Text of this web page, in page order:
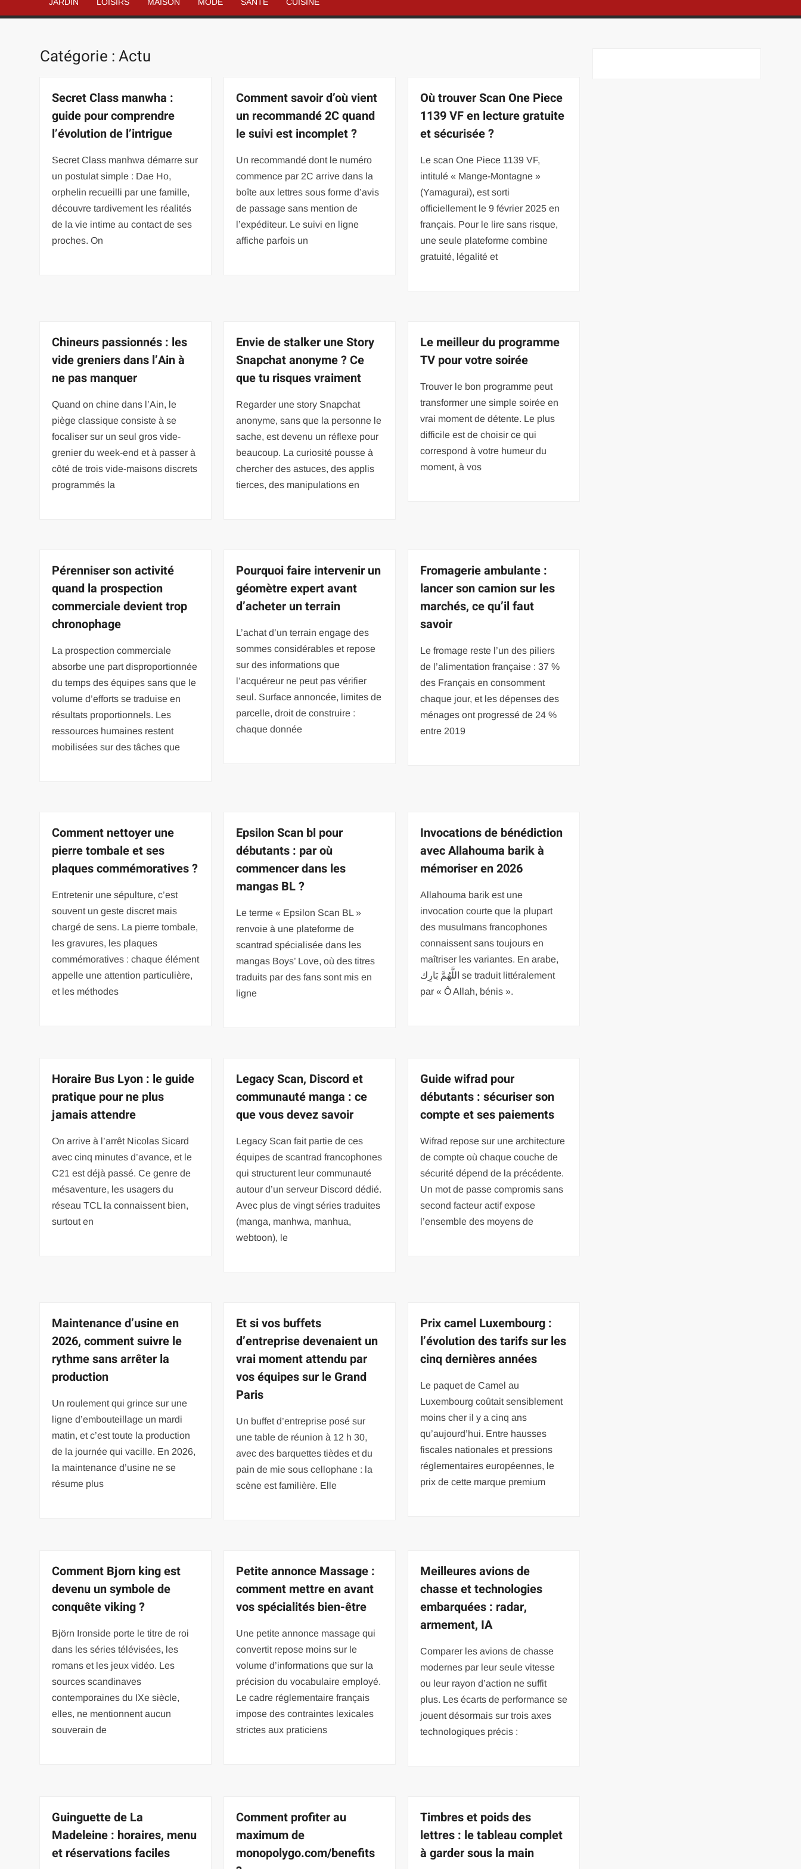
Catégorie :Actu
Secret Class manwha :
guide pour comprendre
l’évolution de l’intrigue
Secret Class manhwa démarre sur
un postulat simple : Dae Ho,
orphelin recueilli par une famille,
découvre tardivement les réalités
de la vie intime au contact de ses
proches. On
Comment savoir d’où vient
un recommandé 2C quand
le suivi est incomplet ?
Un recommandé dont le numéro
commence par 2C arrive dans la
boîte aux lettres sous forme d’avis
de passage sans mention de
l’expéditeur. Le suivi en ligne
affiche parfois un
Où trouver Scan One Piece
1139 VF en lecture gratuite
et sécurisée ?
Le scan One Piece 1139 VF,
intitulé « Mange-Montagne »
(Yamagurai), est sorti
officiellement le 9 février 2025 en
français. Pour le lire sans risque,
une seule plateforme combine
gratuité, légalité et
Chineurs passionnés : les
vide greniers dans l’Ain à
ne pas manquer
Quand on chine dans l’Ain, le
piège classique consiste à se
focaliser sur un seul gros vide-
grenier du week-end et à passer à
côté de trois vide-maisons discrets
programmés la
Envie de stalker une Story
Snapchat anonyme ? Ce
que tu risques vraiment
Regarder une story Snapchat
anonyme, sans que la personne le
sache, est devenu un réflexe pour
beaucoup. La curiosité pousse à
chercher des astuces, des applis
tierces, des manipulations en
Le meilleur du programme
TV pour votre soirée
Trouver le bon programme peut
transformer une simple soirée en
vrai moment de détente. Le plus
difficile est de choisir ce qui
correspond à votre humeur du
moment, à vos
Pérenniser son activité
quand la prospection
commerciale devient trop
chronophage
La prospection commerciale
absorbe une part disproportionnée
du temps des équipes sans que le
volume d’efforts se traduise en
résultats proportionnels. Les
ressources humaines restent
mobilisées sur des tâches que
Pourquoi faire intervenir un
géomètre expert avant
d’acheter un terrain
L’achat d’un terrain engage des
sommes considérables et repose
sur des informations que
l’acquéreur ne peut pas vérifier
seul. Surface annoncée, limites de
parcelle, droit de construire :
chaque donnée
Fromagerie ambulante :
lancer son camion sur les
marchés, ce qu’il faut
savoir
Le fromage reste l’un des piliers
de l’alimentation française : 37 %
des Français en consomment
chaque jour, et les dépenses des
ménages ont progressé de 24 %
entre 2019
Comment nettoyer une
pierre tombale et ses
plaques commémoratives ?
Entretenir une sépulture, c’est
souvent un geste discret mais
chargé de sens. La pierre tombale,
les gravures, les plaques
commémoratives : chaque élément
appelle une attention particulière,
et les méthodes
Epsilon Scan bl pour
débutants : par où
commencer dans les
mangas BL ?
Le terme « Epsilon Scan BL »
renvoie à une plateforme de
scantrad spécialisée dans les
mangas Boys’ Love, où des titres
traduits par des fans sont mis en
ligne
Invocations de bénédiction
avec Allahouma barik à
mémoriser en 2026
Allahouma barik est une
invocation courte que la plupart
des musulmans francophones
connaissent sans toujours en
maîtriser les variantes. En arabe,
اللَّهُمَّ بَارِك se traduit littéralement
par « Ô Allah, bénis ».
Horaire Bus Lyon : le guide
pratique pour ne plus
jamais attendre
On arrive à l’arrêt Nicolas Sicard
avec cinq minutes d’avance, et le
C21 est déjà passé. Ce genre de
mésaventure, les usagers du
réseau TCL la connaissent bien,
surtout en
Legacy Scan, Discord et
communauté manga : ce
que vous devez savoir
Legacy Scan fait partie de ces
équipes de scantrad francophones
qui structurent leur communauté
autour d’un serveur Discord dédié.
Avec plus de vingt séries traduites
(manga, manhwa, manhua,
webtoon), le
Guide wifrad pour
débutants : sécuriser son
compte et ses paiements
Wifrad repose sur une architecture
de compte où chaque couche de
sécurité dépend de la précédente.
Un mot de passe compromis sans
second facteur actif expose
l’ensemble des moyens de
Maintenance d’usine en
2026, comment suivre le
rythme sans arrêter la
production
Un roulement qui grince sur une
ligne d’embouteillage un mardi
matin, et c’est toute la production
de la journée qui vacille. En 2026,
la maintenance d’usine ne se
résume plus
Et si vos buffets
d’entreprise devenaient un
vrai moment attendu par
vos équipes sur le Grand
Paris
Un buffet d’entreprise posé sur
une table de réunion à 12 h 30,
avec des barquettes tièdes et du
pain de mie sous cellophane : la
scène est familière. Elle
Prix camel Luxembourg :
l’évolution des tarifs sur les
cinq dernières années
Le paquet de Camel au
Luxembourg coûtait sensiblement
moins cher il y a cinq ans
qu’aujourd’hui. Entre hausses
fiscales nationales et pressions
réglementaires européennes, le
prix de cette marque premium
Comment Bjorn king est
devenu un symbole de
conquête viking ?
Björn Ironside porte le titre de roi
dans les séries télévisées, les
romans et les jeux vidéo. Les
sources scandinaves
contemporaines du IXe siècle,
elles, ne mentionnent aucun
souverain de
Petite annonce Massage :
comment mettre en avant
vos spécialités bien-être
Une petite annonce massage qui
convertit repose moins sur le
volume d’informations que sur la
précision du vocabulaire employé.
Le cadre réglementaire français
impose des contraintes lexicales
strictes aux praticiens
Meilleures avions de
chasse et technologies
embarquées : radar,
armement, IA
Comparer les avions de chasse
modernes par leur seule vitesse
ou leur rayon d’action ne suffit
plus. Les écarts de performance se
jouent désormais sur trois axes
technologiques précis :
Guinguette de La
Madeleine : horaires, menu
et réservations faciles
Comment profiter au
maximum de
monopolygo.com/benefits
Timbres et poids des
lettres : le tableau complet
à garder sous la main